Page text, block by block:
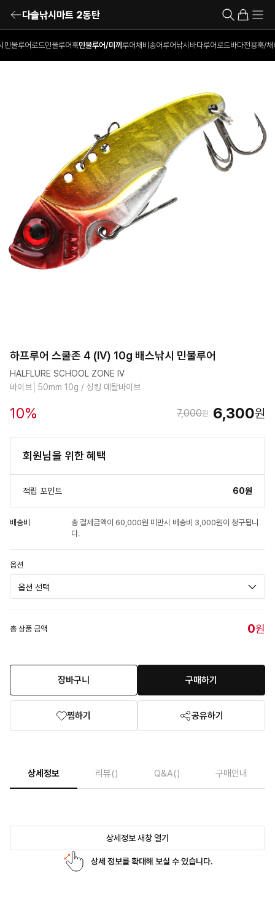
다솔낚시마트 2동탄
민물루어로드민물루어훅민물루어/미끼 루어채비 송어루어낚시 바다루어로드바다전용훅/채
하프루어 스쿨존 4 (IV) 10g 배스낚시 민물루어
HALFLURE SCHOOL ZONE IV
바이브│50mm 10g / 싱킹 메탈바이브
10% 7,000원 6,300원
회원님을 위한 혜택
적립 포인트 60원
배송비
총 결제금액이 60,000원 미만시 배송비 3,000원이 청구됩니
다.
옵션
총 상품 금액 0원
장바구니 구매하기
찜하기 공유하기
상세정보 리뷰() Q&A() 구매안내
상세정보 새창 열기
상세 정보를 확대해 보실 수 있습니다.